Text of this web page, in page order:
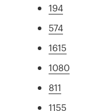
194
574
1615
1080
811
1155